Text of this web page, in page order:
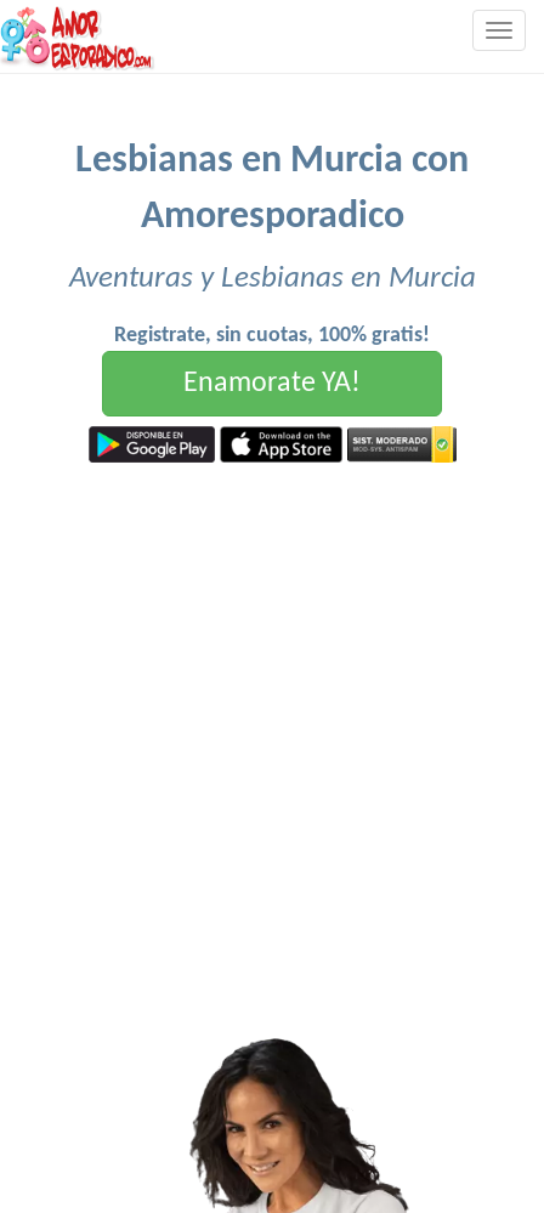
Lesbianas en Murcia con
Amoresporadico
Aventuras y Lesbianas en Murcia
Registrate, sin cuotas, 100% gratis!
Enamorate YA!